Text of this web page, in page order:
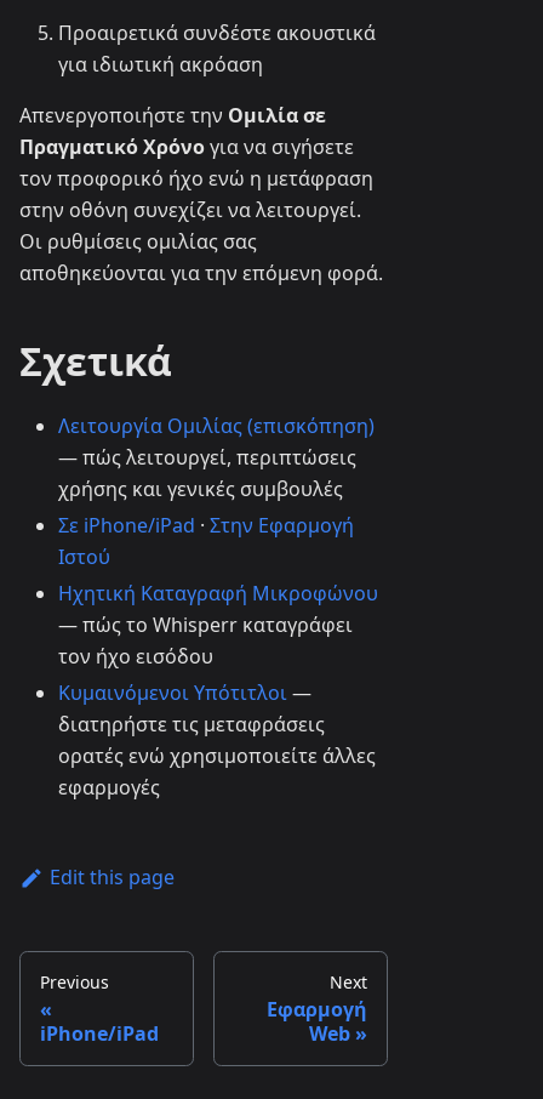
Προαιρετικά συνδέστε ακουστικά
για ιδιωτική ακρόαση
Απενεργοποιήστε την Ομιλία σε
Πραγματικό Χρόνογια να σιγήσετε
τον προφορικό ήχο ενώ η μετάφραση
στην οθόνη συνεχίζει να λειτουργεί.
Οι ρυθμίσεις ομιλίας σας
αποθηκεύονται για την επόμενη φορά.
Σχετικά
Λειτουργία Ομιλίας (επισκόπηση)
— πώς λειτουργεί, περιπτώσεις
χρήσης και γενικές συμβουλές
Σε iPhone/iPad · Στην Εφαρμογή
Ιστού
Ηχητική Καταγραφή Μικροφώνου
— πώς το Whisperr καταγράφει
τον ήχο εισόδου
Κυμαινόμενοι Υπότιτλοι—
διατηρήστε τις μεταφράσεις
ορατές ενώ χρησιμοποιείτε άλλες
εφαρμογές
Edit this page
Previous
iPhone/iPad
Next
Εφαρμογή
Web